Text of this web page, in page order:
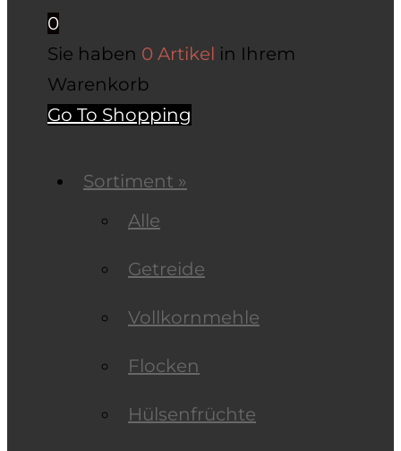
0
Sie haben 0 Artikel in Ihrem
Warenkorb
Go To Shopping
Sortiment »
Alle
Getreide
Vollkornmehle
Flocken
Hülsenfrüchte